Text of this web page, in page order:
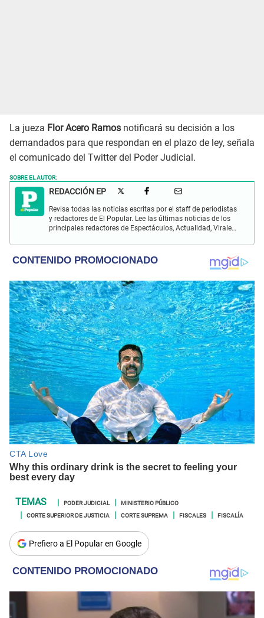
La jueza Flor Acero Ramos notificará su decisión a los
demandados para que respondan en el plazo de ley, señala
el comunicado del Twitter del Poder Judicial.
SOBRE EL AUTOR:
REDACCIÓN EP
Revisa todas las noticias escritas por el staff de periodistas
y redactores de El Popular. Lee las últimas noticias de los
principales redactores de Espectáculos, Actualidad, Virales,
PODER JUDICIAL
MINISTERIO PÚBLICO
CORTE SUPERIOR DE JUSTICIA
CORTE SUPREMA FISCALES FISCALÍA
Prefiero a El Popular en Google